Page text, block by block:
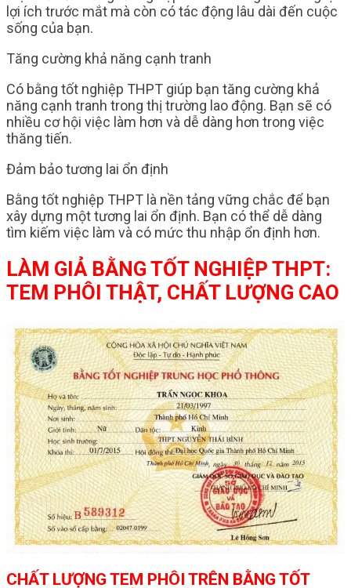
lợi ích trước mắt mà còn có tác động lâu dài đến cuộc
sống của bạn.
Tăng cường khả năng cạnh tranh
Có bằng tốt nghiệp THPT giúp bạn tăng cường khả
năng cạnh tranh trong thị trường lao động. Bạn sẽ có
nhiều cơ hội việc làm hơn và dễ dàng hơn trong việc
thăng tiến.
Đảm bảo tương lai ổn định
Bằng tốt nghiệp THPT là nền tảng vững chắc để bạn
xây dựng một tương lai ổn định. Bạn có thể dễ dàng
tìm kiếm việc làm và có mức thu nhập ổn định hơn.
LÀM GIẢ BẰNG TỐT NGHIỆP THPT:
TEM PHÔI THẬT, CHẤT LƯỢNG CAO
CHẤT LƯỢNG TEM PHÔI TRÊN BẰNG TỐT